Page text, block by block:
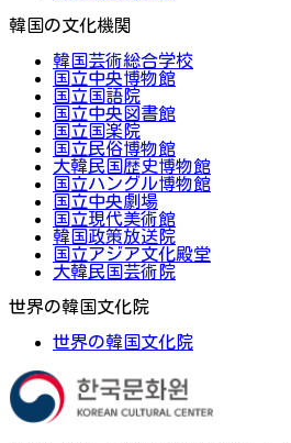
韓国の文化機関
韓国芸術総合学校
国立中央博物館
国立国語院
国立中央図書館
国立国楽院
国立民俗博物館
大韓民国歴史博物館
国立ハングル博物館
国立中央劇場
国立現代美術館
韓国政策放送院
国立アジア文化殿堂
大韓民国芸術院
世界の韓国文化院
世界の韓国文化院